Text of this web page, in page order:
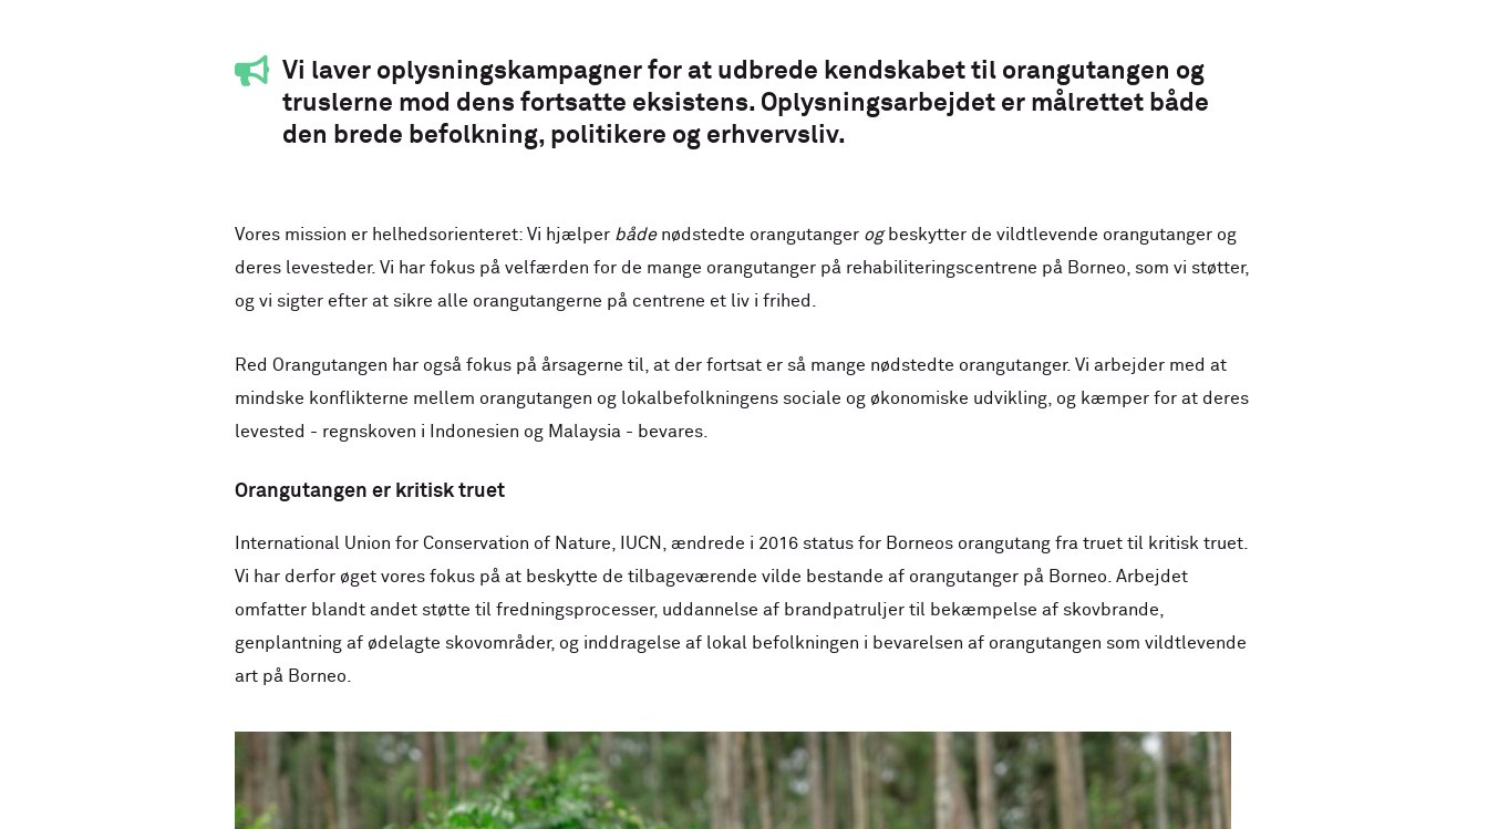
Vi laver oplysningskampagner for at udbrede kendskabet til orangutangen og
truslerne mod dens fortsatte eksistens. Oplysningsarbejdet er målrettet både
den brede befolkning, politikere og erhvervsliv.
Vores mission er helhedsorienteret: Vi hjælper bådenødstedte orangutanger ogbeskytter de vildtlevende orangutanger og
deres levesteder. Vi har fokus på velfærden for de mange orangutanger på rehabiliteringscentrene på Borneo, som vi støtter,
og vi sigter efter at sikre alle orangutangerne på centrene et liv i frihed.
Red Orangutangen har også fokus på årsagerne til, at der fortsat er så mange nødstedte orangutanger. Vi arbejder med at
mindske konflikterne mellem orangutangen og lokalbefolkningens sociale og økonomiske udvikling, og kæmper for at deres
levested - regnskoven i Indonesien og Malaysia - bevares.
Orangutangen er kritisk truet
International Union for Conservation of Nature, IUCN, ændrede i 2016 status for Borneos orangutang fra truet til kritisk truet.
Vi har derfor øget vores fokus på at beskytte de tilbageværende vilde bestande af orangutanger på Borneo. Arbejdet
omfatter blandt andet støtte til fredningsprocesser, uddannelse af brandpatruljer til bekæmpelse af skovbrande,
genplantning af ødelagte skovområder, og inddragelse af lokal befolkningen i bevarelsen af orangutangen som vildtlevende
art på Borneo.